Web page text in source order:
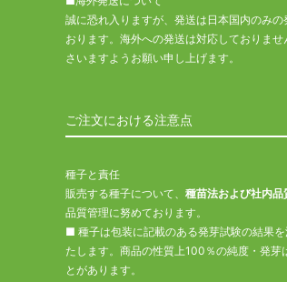
誠に恐れ入りますが、発送は日本国内のみ
おります。海外への発送は対応しておりま
さいますようお願い申し上げます。
ご注文における注意点
種子と責任
販売する種子について、 種苗法および社内品
品質管理に努めております。
■ 種子は包装に記載のある発芽試験の結果
たします。商品の性質上100％の純度・発芽
とがあります。